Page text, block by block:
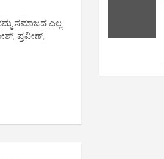
ಸಮಾಜದ ಎಲ್ಲ
ಪ್ರವೀಣ್,